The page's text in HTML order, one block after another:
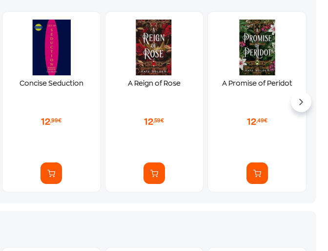
Concise Seduction
12,99€
A Reign of Rose
12,59€
A Promise of Peridot
12,49€